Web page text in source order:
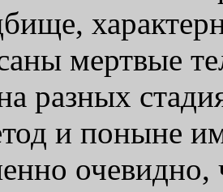
мертвые
разных
и поныне
очевидно,